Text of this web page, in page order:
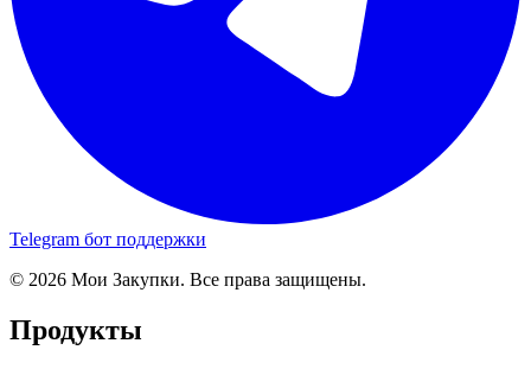
Telegram бот поддержки
© 2026 Мои Закупки. Все права защищены.
Продукты